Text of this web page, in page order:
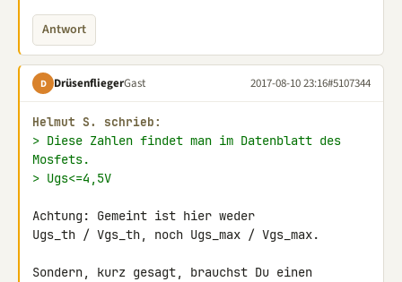
Antwort
D DrüsenfliegerGast 2017-08-10 23:16#5107344
Helmut S. schrieb:
> Diese Zahlen findet man im Datenblatt des
Mosfets.
> Ugs<=4,5V
Achtung: Gemeint ist hier weder
Ugs_th / Vgs_th, noch Ugs_max / Vgs_max.
Sondern, kurz gesagt, brauchst Du einen